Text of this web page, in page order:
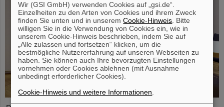
Wir (GSI GmbH) verwenden Cookies auf „gsi.de“.
Einzelheiten zu den Arten von Cookies und ihrem Zweck
finden Sie unten und in unseremCookie-Hinweis . Bitte
willigen Sie in die Verwendung von Cookies ein, wie in
unserem Cookie-Hinweis beschrieben, indem Sie auf
„Alle zulassen und fortsetzen“ klicken, um die
bestmögliche Nutzererfahrung auf unseren Webseiten zu
haben. Sie können auch Ihre bevorzugten Einstellungen
vornehmen oder Cookies ablehnen (mit Ausnahme
unbedingt erforderlicher Cookies).
Cookie-Hinweis und weitere Informationen